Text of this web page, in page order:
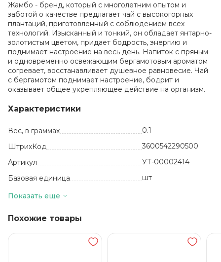
Жамбо - бренд, который с многолетним опытом и
заботой о качестве предлагает чай с высокогорных
плантаций, приготовленный с соблюдением всех
технологий. Изысканный и тонкий, он обладает янтарно-
золотистым цветом, придает бодрость, энергию и
поднимает настроение на весь день. Напиток с пряным
и одновременно освежающим бергамотовым ароматом
согревает, восстанавливает душевное равновесие. Чай
с бергамотом поднимает настроение, бодрит и
оказывает общее укрепляющее действие на организм.
Характеристики
Вес, в граммах
0.1
ШтрихКод
3600542290500
Артикул
УТ-00002414
Базовая единица
шт
Производитель
Срок годности
Показать еще
Похожие товары